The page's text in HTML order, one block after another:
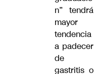
n” tendrá
mayor
tendencia
a padecer
de
gastritis o